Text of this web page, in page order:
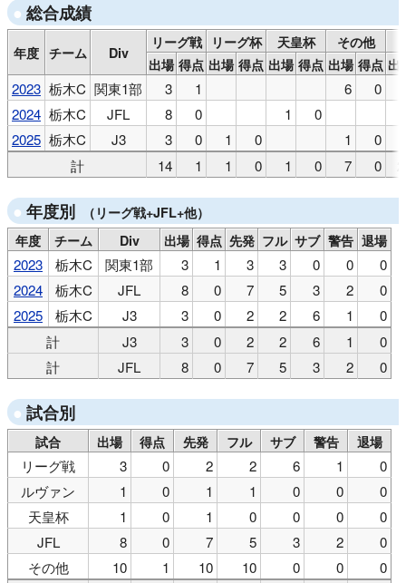
キンゼ デ ピラシカーバ（ブラジル）
コリンチャンス（ブラジル）
インテルナシオナル（ブラジル）
ロウレターノDC（ポルトガル）
栃木シティFC
総合成績
年度 チーム Div
リーグ戦 リーグ杯 天皇杯
その他
出場 得点 出場 得点 出場 得点 出場 得点 出
2023 栃木C 関東1部 3 1 6 0
2024 栃木C JFL 8 0 1 0
2025 栃木C J3 3 0 1 0 1 0
計
14 1 1 0 1 0 7 0
年度別
（リーグ戦+JFL+他）
年度
チーム Div 出場 得点 先発 フル サブ 警告 退場
2023 栃木C 関東1部 3 1 3 3 0 0
0
2024
栃木C JFL 8 0 7 5 3 2
0
2025
栃木C J3 3 0 2 2 6 1
0
計
J3 3 0 2 2 6 1
0
計
JFL 8 0 7 5 3 2 0
試合別
試合 出場 得点 先発 フル サブ 警告 退場
リーグ戦 3 0 2 2 6 1
0
ルヴァン
1 0 1 1 0 0
0
天皇杯
1 0 1 0 0 0
0
JFL
8 0 7 5 3 2
0
その他
10 1 10 10 0 0
0